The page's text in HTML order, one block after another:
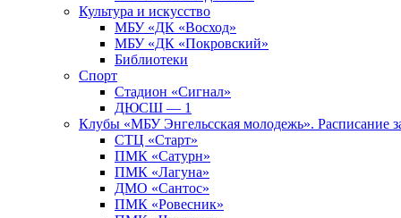
Культура и искусство
МБУ «ДК «Восход»
МБУ «ДК «Покровский»
Библиотеки
Спорт
Стадион «Сигнал»
ДЮСШ — 1
Клубы «МБУ Энгельсская молодежь». Расписание
СТЦ «Старт»
ПМК «Сатурн»
ПМК «Лагуна»
ДМО «Сантос»
ПМК «Ровесник»